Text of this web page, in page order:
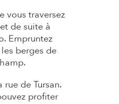
vous traversez
de suite à
Empruntez
berges de
rue de Tursan.
profiter